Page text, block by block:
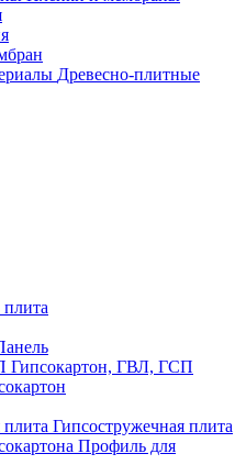
Древесно-плитные
Гипсокартон, ГВЛ, ГСП
Гипсостружечная плита
Профиль для